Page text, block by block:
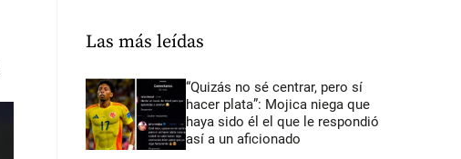
Las más leídas
“Quizás no sé centrar, pero sí
hacer plata”: Mojica niega que
haya sido él el que le respondió
así a un aficionado